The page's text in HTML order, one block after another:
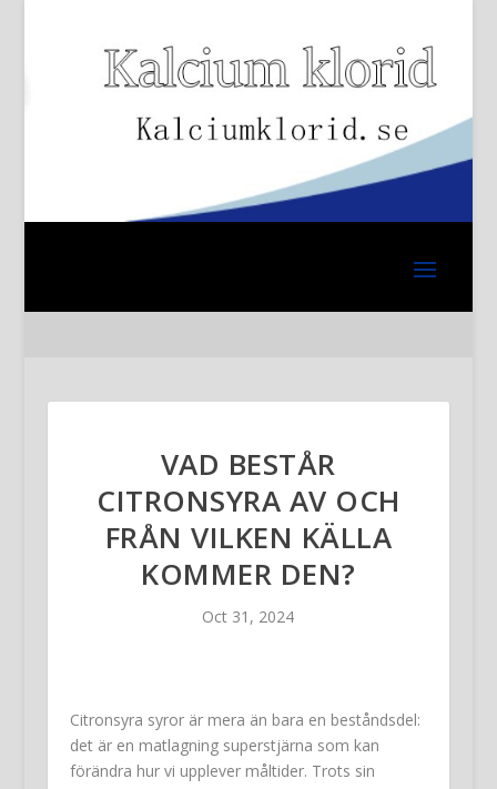
VAD BESTÅR
CITRONSYRA AV OCH
FRÅN VILKEN KÄLLA
KOMMER DEN?
Oct 31, 2024
Citronsyra syror är mera än bara en beståndsdel:
det är en matlagning superstjärna som kan
förändra hur vi upplever måltider. Trots sin